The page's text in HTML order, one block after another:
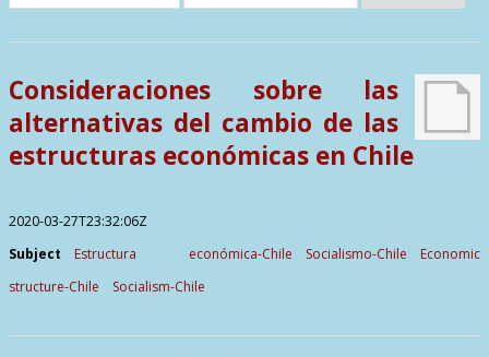
Contactos
Consideraciones sobre las
alternativas del cambio de las
estructuras económicas en Chile
2020-03-27T23:32:06Z
Subject
Estructura económica-Chile Socialismo-Chile
Economic
structure-Chile
Socialism-Chile